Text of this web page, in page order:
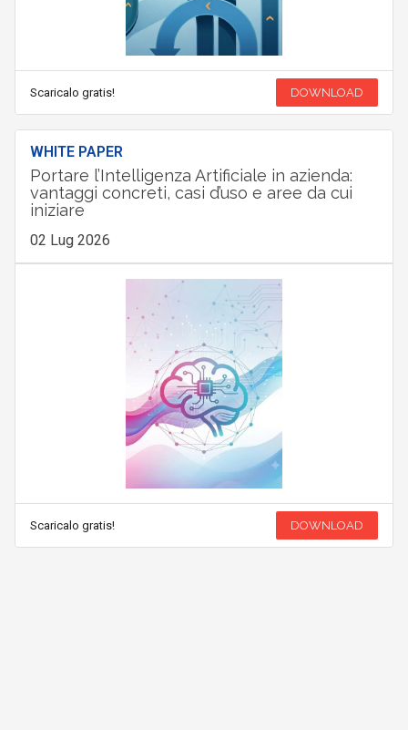
Scaricalo gratis! DOWNLOAD
WHITE PAPER
Portare l’Intelligenza Artificiale in azienda:
vantaggi concreti, casi d’uso e aree da cui
iniziare
02 Lug 2026
Scaricalo gratis! DOWNLOAD